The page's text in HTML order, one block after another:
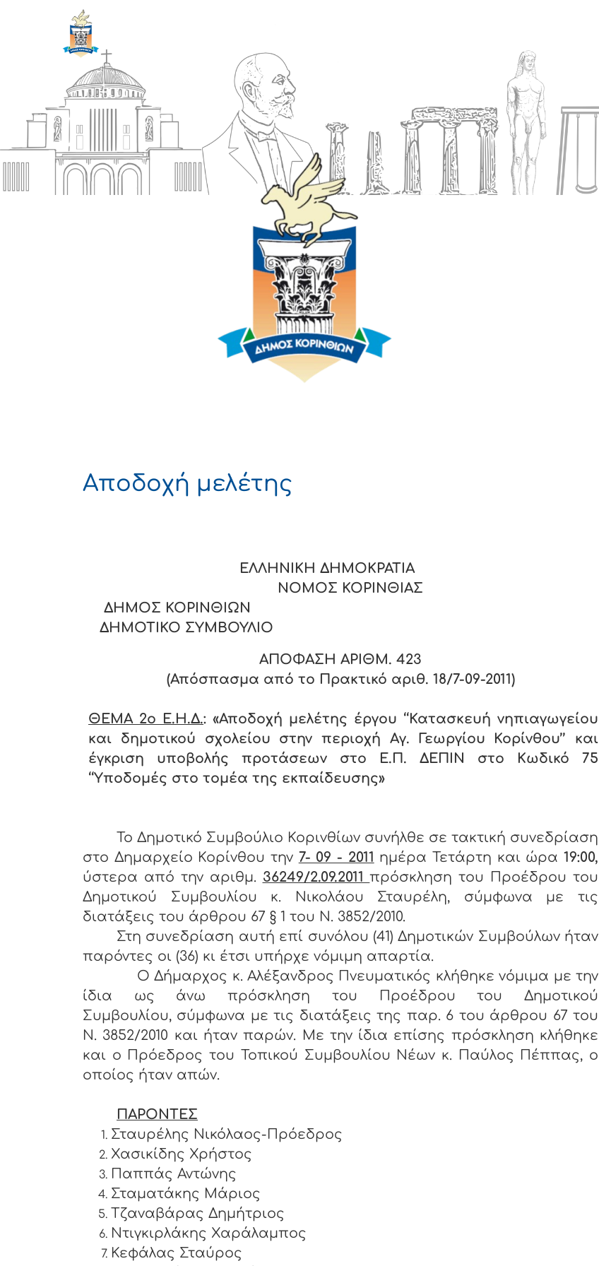
Αποδοχή μελέτης
ΕΛΛΗΝΙΚΗ ΔΗΜΟΚΡΑΤΙΑ
ΝΟΜΟΣ ΚΟΡΙΝΘΙΑΣ
ΔΗΜΟΣ ΚΟΡΙΝΘΙΩΝ
ΔΗΜΟΤΙΚΟ ΣΥΜΒΟΥΛΙΟ
ΑΠΟΦΑΣΗ ΑΡΙΘΜ. 423
(Απόσπασμα από το Πρακτικό αριθ. 18/7-09-2011)
ΘΕΜΑ 2ο E.Η.Δ.: «Αποδοχή μελέτης έργου ‘‘Κατασκευή νηπιαγωγείου
και δημοτικού σχολείου στην περιοχή Αγ. Γεωργίου Κορίνθου’’ και
έγκριση υποβολής προτάσεων στο Ε.Π. ΔΕΠΙΝ στο Κωδικό 75
‘‘Υποδομές στο τομέα της εκπαίδευσης»
Το Δημοτικό Συμβούλιο Κορινθίων συνήλθε σε τακτική συνεδρίαση
στο Δημαρχείο Κορίνθου την 7- 09 - 2011 ημέρα Τετάρτη και ώρα19:00,
ύστερα από την αριθμ. 36249/2.09.2011πρόσκληση του Προέδρου του
Δημοτικού Συμβουλίου κ. Νικολάου Σταυρέλη, σύμφωνα με τις
διατάξεις του άρθρου 67 § 1 του Ν. 3852/2010.
Στη συνεδρίαση αυτή επί συνόλου (41) Δημοτικών Συμβούλων ήταν
παρόντες οι (36) κι έτσι υπήρχε νόμιμη απαρτία.
Ο Δήμαρχος κ. Αλέξανδρος Πνευματικός κλήθηκε νόμιμα με την
ίδια ως άνω πρόσκληση του Προέδρου του Δημοτικού
Συμβουλίου, σύμφωνα με τις διατάξεις της παρ. 6 του άρθρου 67 του
Ν. 3852/2010 και ήταν παρών. Με την ίδια επίσης πρόσκληση κλήθηκε
και ο Πρόεδρος του Τοπικού Συμβουλίου Νέων κ. Παύλος Πέππας, ο
οποίος ήταν απών.
ΠΑΡΟΝΤΕΣ
Σταυρέλης Νικόλαος-Πρόεδρος
Χασικίδης Χρήστος
Παππάς Αντώνης
Σταματάκης Μάριος
Τζαναβάρας Δημήτριος
Ντιγκιρλάκης Χαράλαμπος
Κεφάλας Σταύρος